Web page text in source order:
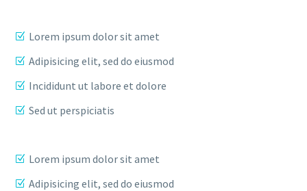
Lorem ipsum dolor sit amet
Adipisicing elit, sed do eiusmod
Incididunt ut labore et dolore
Sed ut perspiciatis
Lorem ipsum dolor sit amet
Adipisicing elit, sed do eiusmod